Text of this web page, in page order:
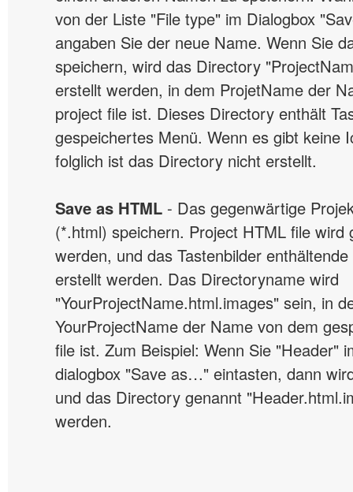
von der Liste "File type" im Dialogbox
angaben Sie der neue Name. Wenn Sie
speichern, wird das Directory
erstellt werden, in dem ProjetName der
project file ist. Dieses Directory enthält
gespeichertes Menü. Wenn es gibt keine
folglich ist das Directory nicht erstellt.
Save as HTML - Das gegenwärtige
(*.html) speichern. Project HTML file wird
werden, und das Tastenbilder
erstellt werden. Das Directoryname wird
"YourProjectName.html.images" sein, in
YourProjectName der Name von dem
file ist. Zum Beispiel: Wenn Sie "Header"
dialogbox "Save as…" eintasten, dann
und das Directory genannt
werden.